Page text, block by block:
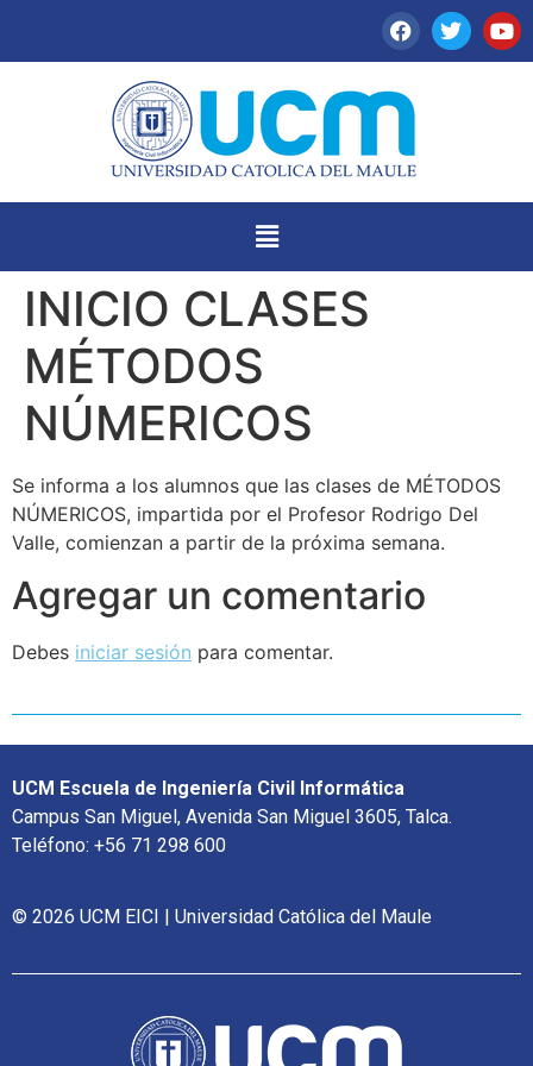
INICIO CLASES
MÉTODOS
NÚMERICOS
Se informa a los alumnos que las clases de MÉTODOS
NÚMERICOS, impartida por el Profesor Rodrigo Del
Valle, comienzan a partir de la próxima semana.
Agregar un comentario
Debes iniciar sesión para comentar.
UCM Escuela de Ingeniería Civil Informática
Campus San Miguel, Avenida San Miguel 3605, Talca.
Teléfono: +56 71 298 600
© 2026 UCM EICI | Universidad Católica del Maule